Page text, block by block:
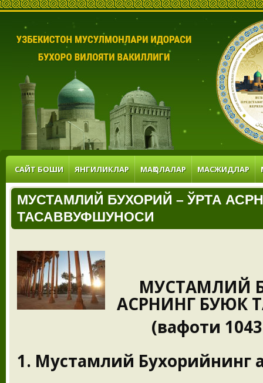
САЙТ БОШИ ЯНГИЛИКЛАР МАҚОЛАЛАР МАСЖИДЛАР
МУСТАМЛИЙ БУХОРИЙ – ЎРТА
ТАСАВВУФШУНОСИ
МУСТАМЛИЙ
АСРНИНГ БУЮК
(вафоти
1. Мустамлий Бухорийнинг